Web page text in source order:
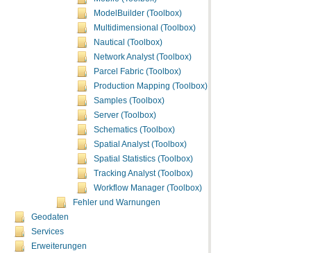
ModelBuilder (Toolbox)
Multidimensional (Toolbox)
Nautical (Toolbox)
Network Analyst (Toolbox)
Parcel Fabric (Toolbox)
Production Mapping (Toolbox)
Samples (Toolbox)
Server (Toolbox)
Schematics (Toolbox)
Spatial Analyst (Toolbox)
Spatial Statistics (Toolbox)
Tracking Analyst (Toolbox)
Workflow Manager (Toolbox)
Fehler und Warnungen
Geodaten
Services
Erweiterungen